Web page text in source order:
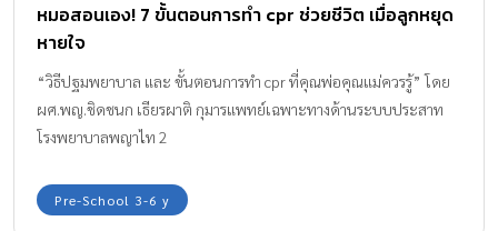
หมอสอนเอง! 7 ขั้นตอนการทํา cpr ช่วยชีวิต เมื่อลูกหยุด
หายใจ
“วิธีปฐมพยาบาล และ ขั้นตอนการทํา cpr ที่คุณพ่อคุณแม่ควรรู้” โดย
ผศ.พญ.ชิดชนก เธียรผาติ กุมารแพทย์เฉพาะทางด้านระบบประสาท
โรงพยาบาลพญาไท 2
Pre-School 3-6 y